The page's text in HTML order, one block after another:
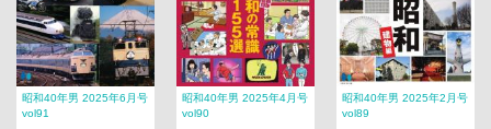
昭和40年男 2025年6月号
vol91
昭和40年男 2025年4月号
vol90
昭和40年男 2025年2月号
vol89